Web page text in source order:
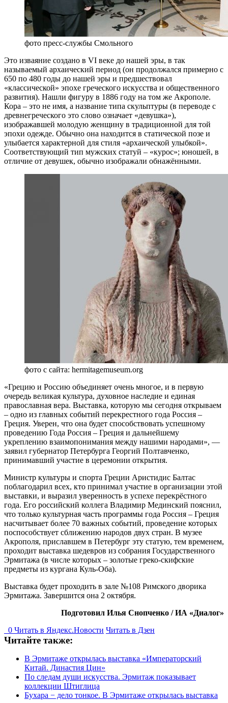
фото пресс-службы Смольного
Это изваяние создано в VI веке до нашей эры, в так
называемый архаический период (он продолжался примерно с
650 по 480 годы до нашей эры и предшествовал
«классической» эпохе греческого искусства и общественного
развития). Нашли фигуру в 1886 году на том же Акрополе.
Кора – это не имя, а название типа скульптуры (в переводе с
древнегреческого это слово означает «девушка»),
изображавшей молодую женщину в традиционной для той
эпохи одежде. Обычно она находится в статической позе и
улыбается характерной для стиля «архаической улыбкой».
Соответствующий тип мужских статуй – «курос»; юношей, в
отличие от девушек, обычно изображали обнажёнными.
фото с сайта: hermitagemuseum.org
«Грецию и Россию объединяет очень многое, и в первую
очередь великая культура, духовное наследие и единая
православная вера. Выставка, которую мы сегодня открываем
– одно из главных событий перекрестного года Россия –
Греция. Уверен, что она будет способствовать успешному
проведению Года Россия – Греция и дальнейшему
укреплению взаимопонимания между нашими народами», —
заявил губернатор Петербурга Георгий Полтавченко,
принимавший участие в церемонии открытия.
Министр культуры и спорта Греции Аристидис Балтас
поблагодарил всех, кто принимал участие в организации этой
выставки, и выразил уверенность в успехе перекрёстного
года. Его российский коллега Владимир Мединский пояснил,
что только культурная часть программы года Россия – Греция
насчитывает более 70 важных событий, проведение которых
поспособствует сближению народов двух стран. В музее
Акрополя, приславшем в Петербург эту статую, тем временем,
проходит выставка шедевров из собрания Государственного
Эрмитажа (в числе которых – золотые греко-скифские
предметы из кургана Куль-Оба).
Выставка будет проходить в зале №108 Римского дворика
Эрмитажа. Завершится она 2 октября.
Подготовил Илья Снопченко / ИА «Диалог»
0 Читать в Яндекс.Новости Читать в Дзен
Читайте также:
В Эрмитаже открылась выставка «Императорский
Китай. Династия Цин»
По следам души искусства. Эрмитаж показывает
коллекции Штиглица
Бухара − дело тонкое. В Эрмитаже открылась выставка